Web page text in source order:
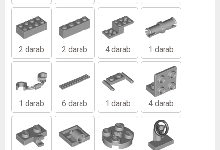
2 darab 2 darab 4 darab 1 darab
1 darab 6 darab 1 darab 4 darab